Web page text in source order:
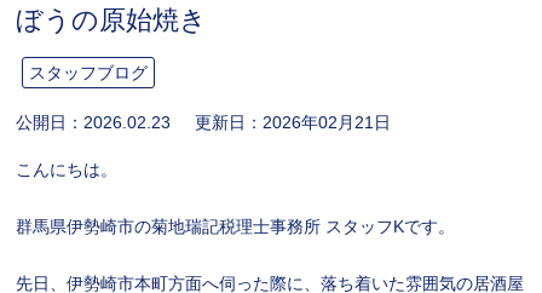
ぼうの原始焼き
スタッフブログ
公開日： 2026.02.23 更新日： 2026年02月21日
こんにちは。
群馬県伊勢崎市の菊地瑞記税理士事務所 スタッフKです。
先日、伊勢崎市本町方面へ伺った際に、落ち着いた雰囲気の居酒屋